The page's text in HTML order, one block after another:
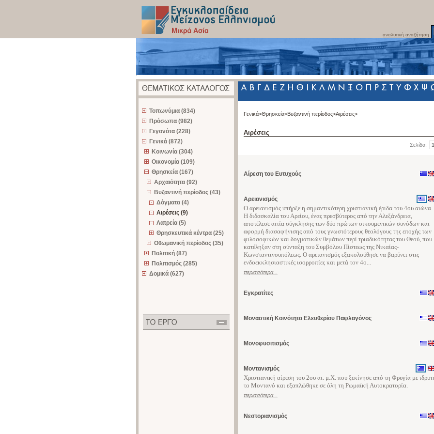
αναλυτική αναζήτηση
Τοπωνύμια (834)
Πρόσωπα (982)
Γεγονότα (228)
Γενικά (872)
Κοινωνία (304)
Οικονομία (109)
Θρησκεία (167)
Αρχαιότητα (92)
Βυζαντινή περίοδος (43)
Δόγματα (4)
Αιρέσεις (9)
Λατρεία (5)
Θρησκευτικά κέντρα (25)
Οθωμανική περίοδος (35)
Πολιτική (87)
Πολιτισμός (285)
Δομικά (627)
Γενικά>Θρησκεία>Βυζαντινή περίοδος>Αιρέσεις>
Αιρέσεις
Σελίδα: 1
Αίρεση του Ευτυχούς
Αρειανισμός
Ο αρειανισμός υπήρξε η σημαντικότερη χριστιανική έριδα του 4ου αιώνα.
Η διδασκαλία του Αρείου, ένας πρεσβύτερος από την Αλεξάνδρεια,
αποτέλεσε αιτία σύγκλησης των δύο πρώτων οικουμενικών συνόδων και
αφορμή διασαφήνισης από τους γνωστότερους θεολόγους της εποχής των
φιλοσοφικών και δογματικών θεμάτων περί τριαδικότητας του Θεού, που
κατέληξαν στη σύνταξη του Συμβόλου Πίστεως της Νικαίας-
Κωνσταντινουπόλεως. Ο αρειανισμός εξακολούθησε να βαρύνει στις
ενδοεκκλησιαστικές ισορροπίες και μετά τον 4ο...
περισσότερα...
Εγκρατίτες
Μοναστική Κοινότητα Ελευθερίου Παφλαγόνος
Μονοφυσιτισμός
Μοντανισμός
Χριστιανική αίρεση του 2ου αι. μ.Χ. που ξεκίνησε από τη Φρυγία με
το Μοντανό και εξαπλώθηκε σε όλη τη Ρωμαϊκή Αυτοκρατορία.
περισσότερα...
Νεστοριανισμός